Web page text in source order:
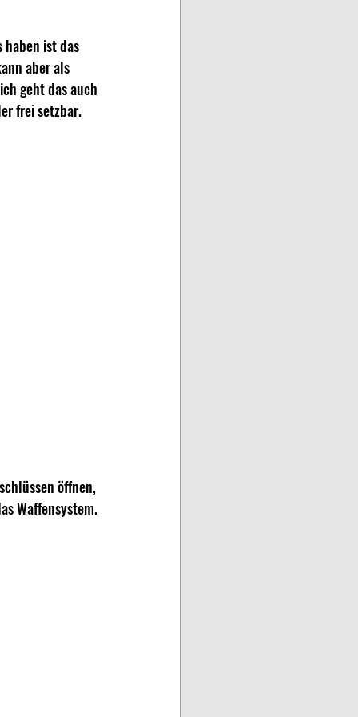
haben ist das
aber als
geht das auch
frei setzbar.
öffnen,
Waffensystem.